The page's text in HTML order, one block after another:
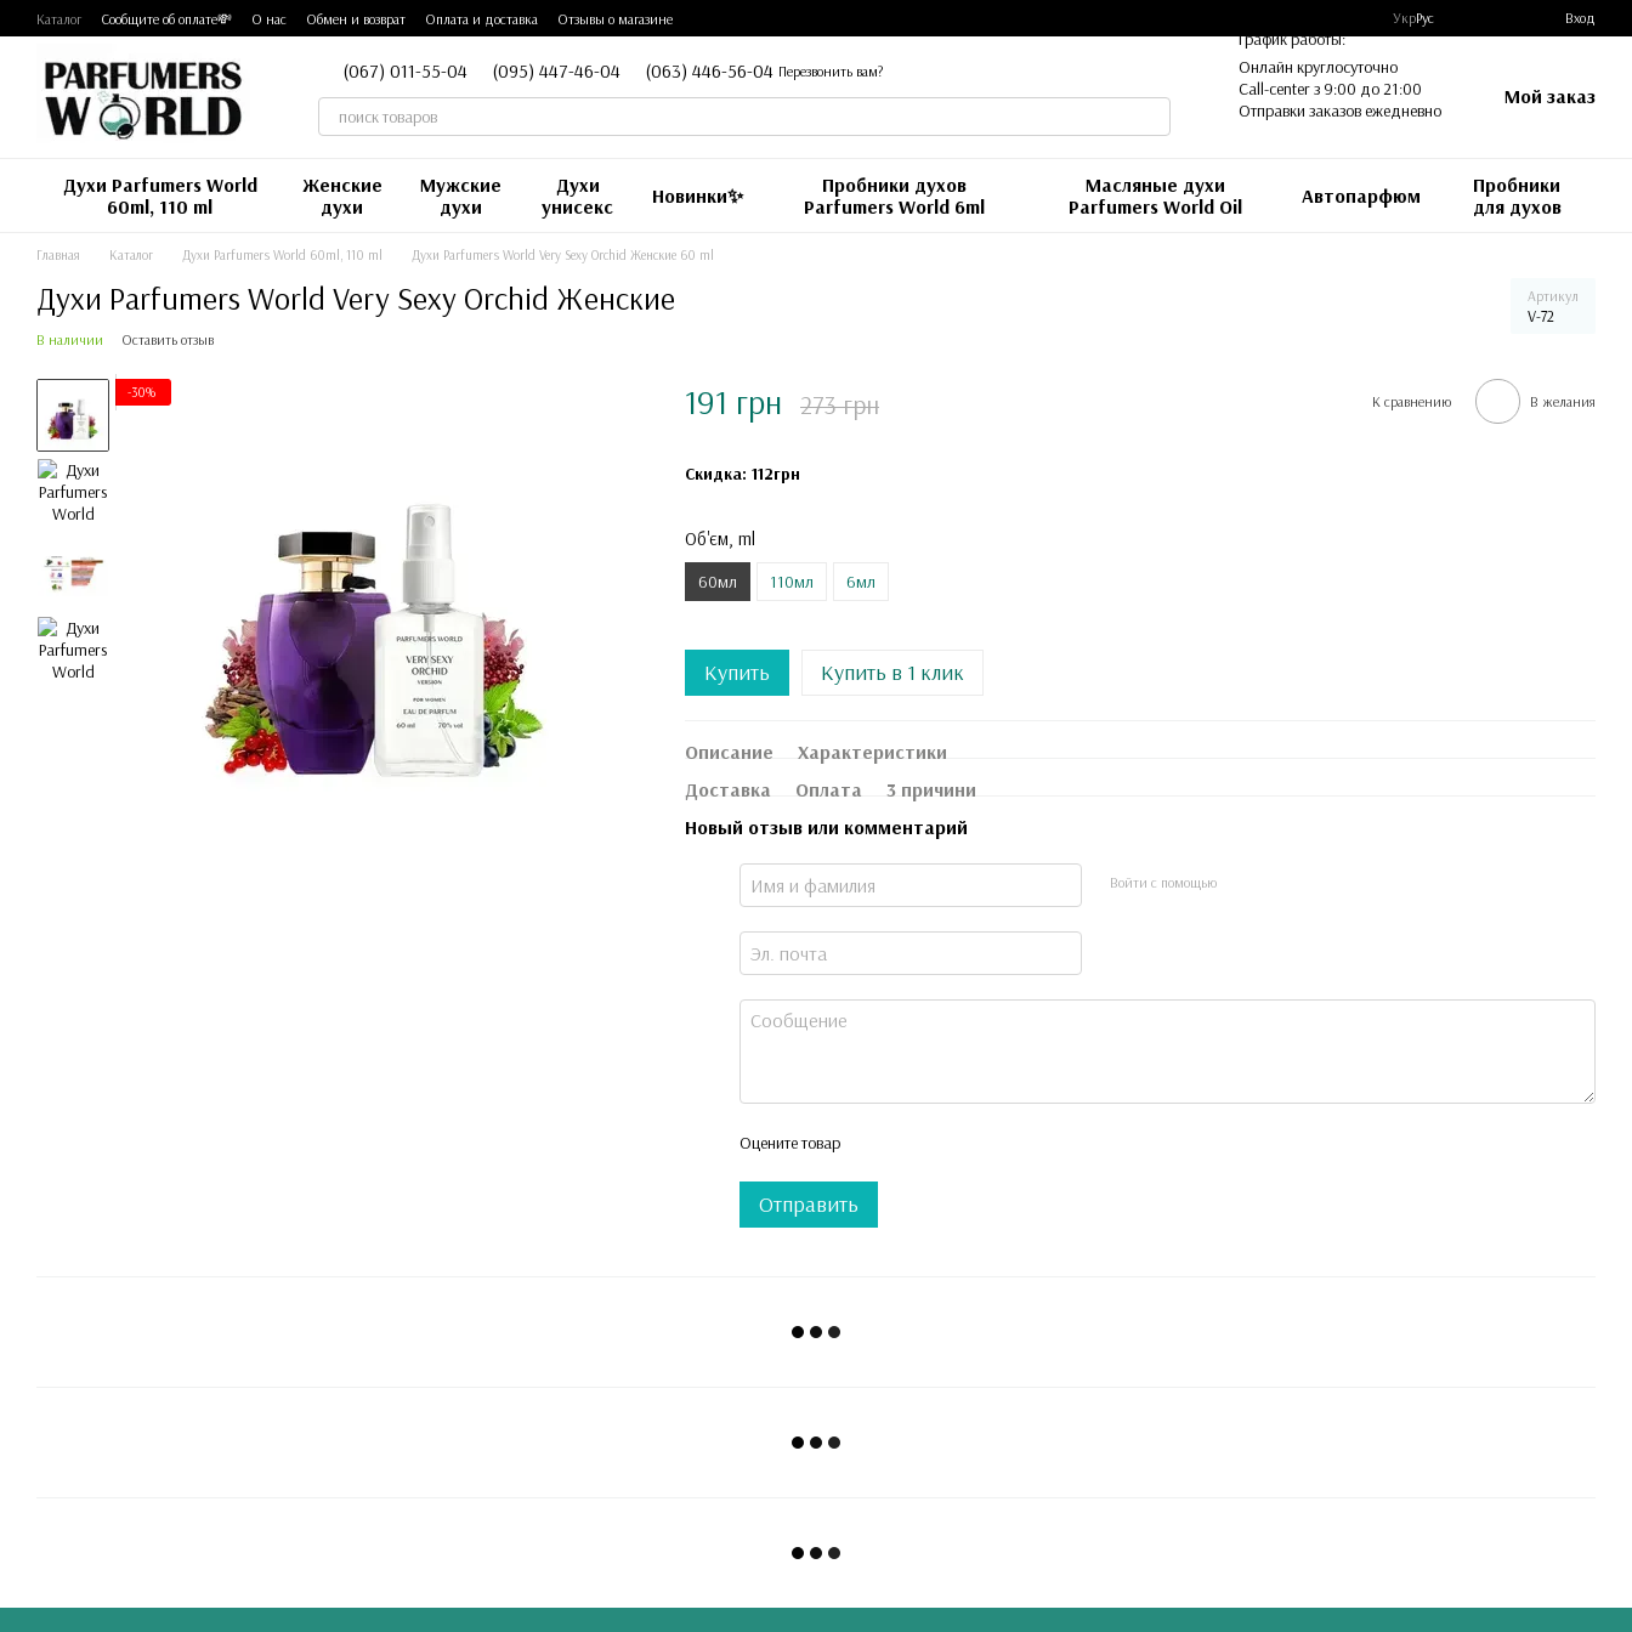
Перейти к основному контенту
Каталог Сообщите об оплате💸 О нас Обмен и возврат Оплата и доставка Отзывы о магазине УкрРус Вход
(067) 011-55-04 (095) 447-46-04 (063) 446-56-04 Перезвонить вам?
График работы:
Онлайн круглосуточно
Call-center з 9:00 до 21:00
Отправки заказов ежедневно
Мой заказ
Духи Parfumers World
60ml, 110 ml
Женские
духи
Мужские
духи
Духи
унисекс
Новинки✨
Пробники духов
Parfumers World 6ml
Масляные духи
Parfumers World Oil
Автопарфюм
Пробники
для духов
Главная Каталог Духи Parfumers World 60ml, 110 ml Духи Parfumers World Very Sexy Orchid Женские 60 ml
Духи Parfumers World Very Sexy Orchid Женские Артикул
V-72
В наличии Оставить отзыв
-30% 191 грн 273 грн К сравнению В желания
Скидка: 112грн
Об'єм, ml
60мл 110мл 6мл
Купить Купить в 1 клик
Описание
Характеристики
Доставка
Оплата
3 причини
Новый отзыв или комментарий
Войти с помощью
Оцените товар
Отправить